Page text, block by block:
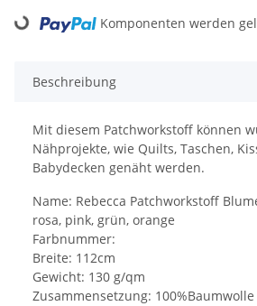
Loading... Komponenten werden
Beschreibung
Mit diesem Patchworkstoff können
Nähprojekte, wie Quilts, Taschen,
Babydecken genäht werden.
Name: Rebecca Patchworkstoff
rosa, pink, grün, orange
Farbnummer:
Breite: 112cm
Gewicht: 130 g/qm
Zusammensetzung: 100%Baumwolle